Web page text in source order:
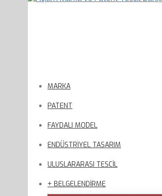
MARKA
PATENT
FAYDALI MODEL
ENDÜSTRİYEL TASARIM
ULUSLARARASI TESCİL
+ BELGELENDİRME